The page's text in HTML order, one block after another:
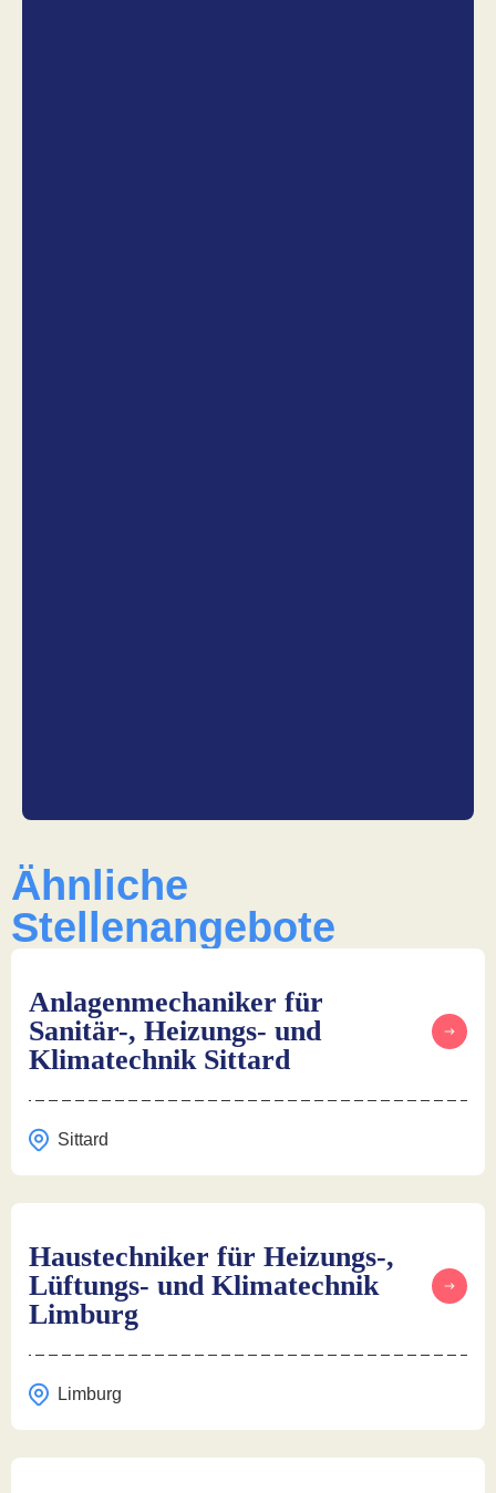
Ähnliche
Stellenangebote
Anlagenmechaniker für
Sanitär-, Heizungs- und
Klimatechnik Sittard
Sittard
Haustechniker für Heizungs-,
Lüftungs- und Klimatechnik
Limburg
Limburg